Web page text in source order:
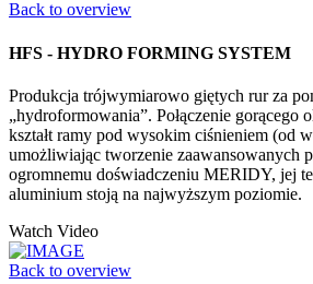
Back to overview
HFS - HYDRO FORMING SYSTEM
Produkcja trójwymiarowo giętych rur za
„hydroformowania”. Połączenie gorącego
kształt ramy pod wysokim ciśnieniem (od
umożliwiając tworzenie zaawansowanych
ogromnemu doświadczeniu MERIDY, jej
aluminium stoją na najwyższym poziomie.
Watch Video
Back to overview